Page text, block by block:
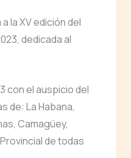
la XV edición del
dedicada al
con el auspicio del
de: La Habana,
Camagüey,
de todas